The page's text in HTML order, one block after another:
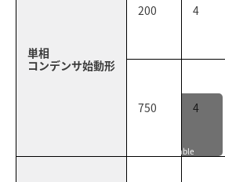
単相
コンデンサ始動形
200 4
750 4
scrollable